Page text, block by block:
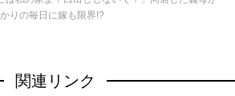
りの毎日に嫁も限界!?
関連リンク